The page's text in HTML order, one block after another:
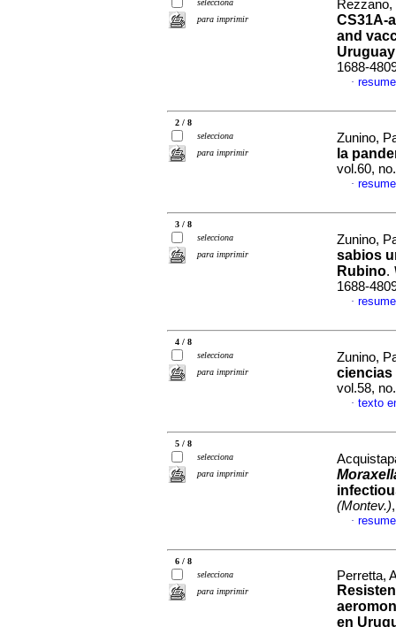
selecciona
para imprimir
CS31A-
and
Uruguay
1688-
·
2 / 8
selecciona
para imprimir
Zunino,
la
vol.60,
·
3 / 8
selecciona
para imprimir
Zunino,
sabios
Rubino.
1688-
·
4 / 8
selecciona
para imprimir
Zunino,
ciencias
vol.58,
· texto
5 / 8
selecciona
para imprimir
(Montev.)
·
6 / 8
selecciona
para imprimir
Perretta,
en